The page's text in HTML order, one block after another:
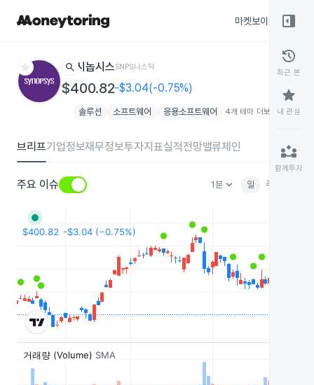
마켓보이스
star search 시놉시스SNPS나스닥
$400.82-$3.04(-0.75%)
솔루션 소프트웨어 응용소프트웨어 4개 테마 더보기 add
브리프기업정보재무정보투자지표실적전망밸류체인
주요 이슈 1분keyboard_arrow_down 일 주
right_panel_open
history
최근 본
star
내 관심
partner_exchange
함께투자